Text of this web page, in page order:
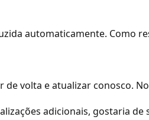
automaticamente. Como
de volta e atualizar conosco.
adicionais, gostaria